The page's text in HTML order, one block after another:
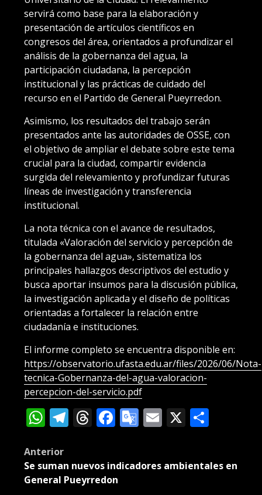
servirá como base para la elaboración y
presentación de artículos científicos en
congresos del área, orientados a profundizar el
análisis de la gobernanza del agua, la
participación ciudadana, la percepción
institucional y las prácticas de cuidado del
recurso en el Partido de General Pueyrredon.
Asimismo, los resultados del trabajo serán
presentados ante las autoridades de OSSE, con
el objetivo de ampliar el debate sobre este tema
crucial para la ciudad, compartir evidencia
surgida del relevamiento y profundizar futuras
líneas de investigación y transferencia
institucional.
La nota técnica con el avance de resultados,
titulada «Valoración del servicio y percepción de
la gobernanza del agua», sistematiza los
principales hallazgos descriptivos del estudio y
busca aportar insumos para la discusión pública,
la investigación aplicada y el diseño de políticas
orientadas a fortalecer la relación entre
ciudadanía e instituciones.
El informe completo se encuentra disponible en:
https://observatorio.ufasta.edu.ar/files/2026/06/Nota-
tecnica-Gobernanza-del-agua-valoracion-
percepcion-del-servicio.pdf
WhatsApp
Telegram
Threads
Facebook
Google
Translate
Email
X
Post
navigation
Anterior
Se suman nuevos indicadores ambientales en
General Pueyrredon